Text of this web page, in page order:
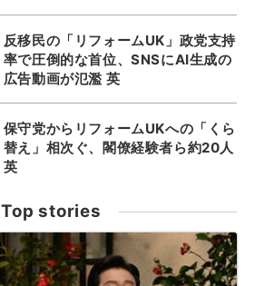
反移民の「リフォームUK」政党支持
率で圧倒的な首位、SNSにAI生成の
広告動画が氾濫 英
保守党からリフォームUKへの「くら
替え」相次ぐ、閣僚経験者ら約20人
英
Top stories